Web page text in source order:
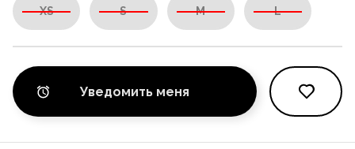
XS S M L
Уведомить меня